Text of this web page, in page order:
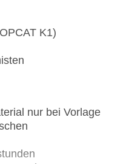
Uhr, 15.30 -
19.30 - 21.00 Uhr
gestaffelte
K1)
nur bei Vorlage